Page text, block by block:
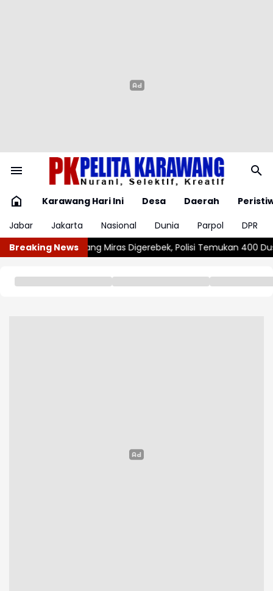
Karawang Hari Ini Desa Daerah
Jabar
Jakarta Nasional Dunia Parpol
DPR
Breaking News
Polisi Temukan 400 Dus dan 1.000 Botol Kosong Jemari